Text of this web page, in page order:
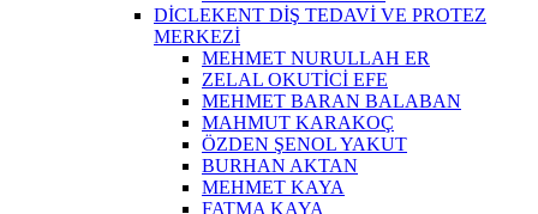
DİCLEKENT DİŞ TEDAVİ VE PROTEZ
MERKEZİ
MEHMET NURULLAH ER
ZELAL OKUTİCİ EFE
MEHMET BARAN BALABAN
MAHMUT KARAKOÇ
ÖZDEN ŞENOL YAKUT
BURHAN AKTAN
MEHMET KAYA
FATMA KAYA